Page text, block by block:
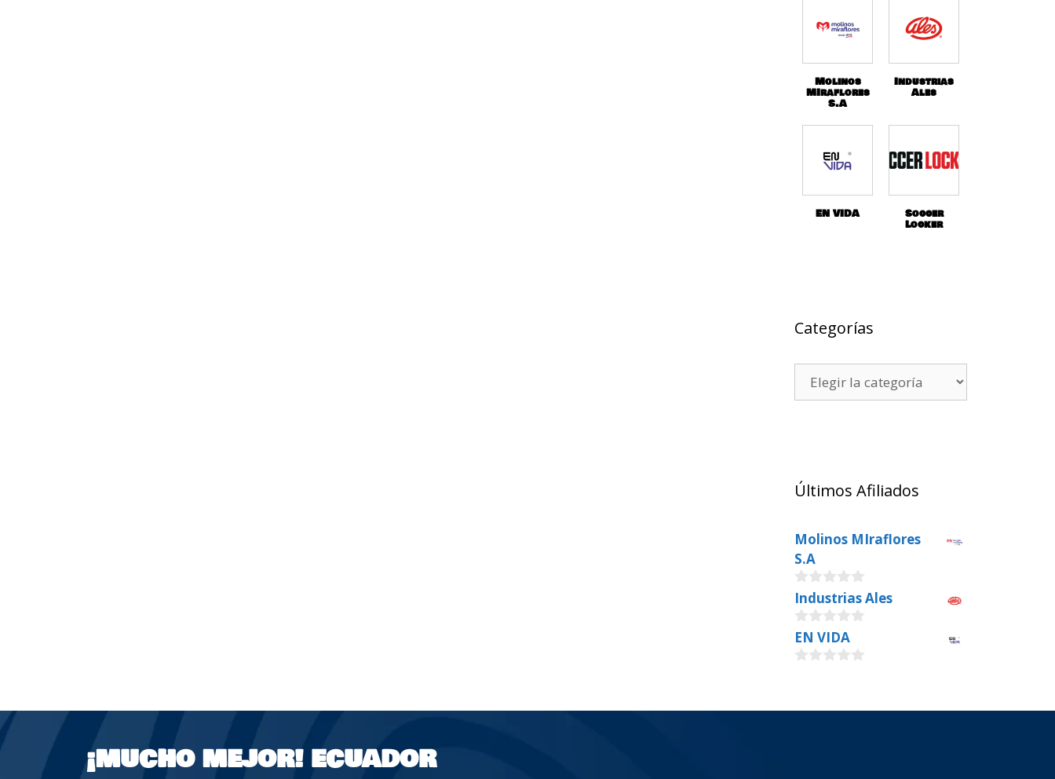
Molinos
MIraflores
S.A
Industrias
Ales
EN VIDA Soccer
Locker
Categorías
Últimos Afiliados
Molinos MIraflores
S.A
0
o
u
t
o
f
Industrias Ales
0
o
u
5
EN VIDA
t
¡MUCHO MEJOR! ECUADOR